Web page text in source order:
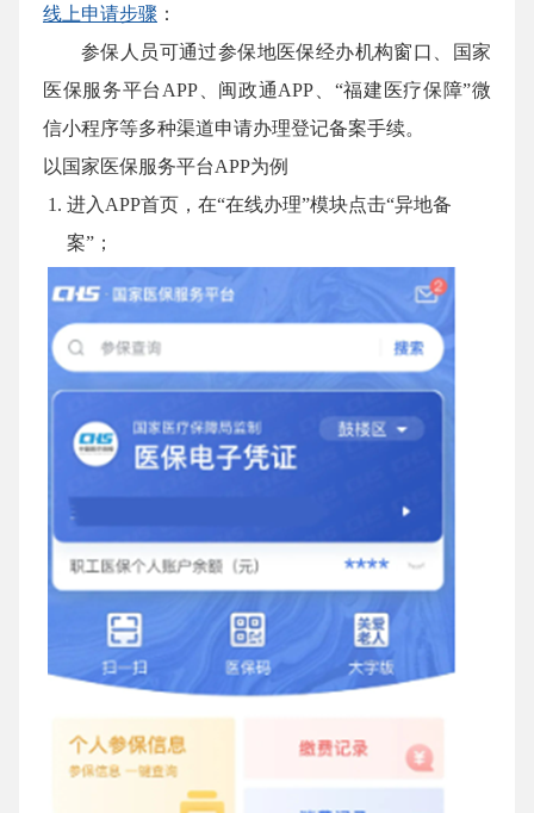
线上申请步骤 ：
参保人员可通过参保地医保经办机构窗口、国家
医保服务平台APP、闽政通APP、“福建医疗保障”微
信小程序等多种渠道申请办理登记备案手续。
以国家医保服务平台APP为例
进入APP首页，在“在线办理”模块点击“异地备
案”；